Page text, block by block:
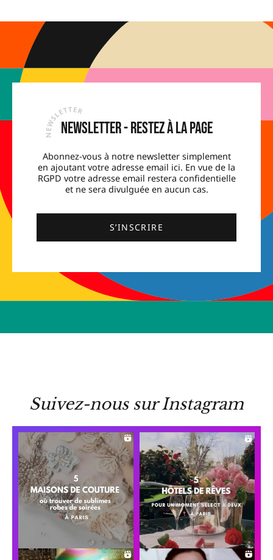
Newsletter - Restez à la page
Abonnez-vous à notre newsletter simplement
en ajoutant votre adresse email ici. En vue de la
RGPD votre adresse email restera confidentielle
et ne sera divulguée en aucun cas.
S’INSCRIRE
Suivez-nous sur Instagram